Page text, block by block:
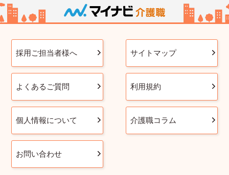
採用ご担当者様へ サイトマップ
よくあるご質問 利用規約
個人情報について 介護職コラム
お問い合わせ